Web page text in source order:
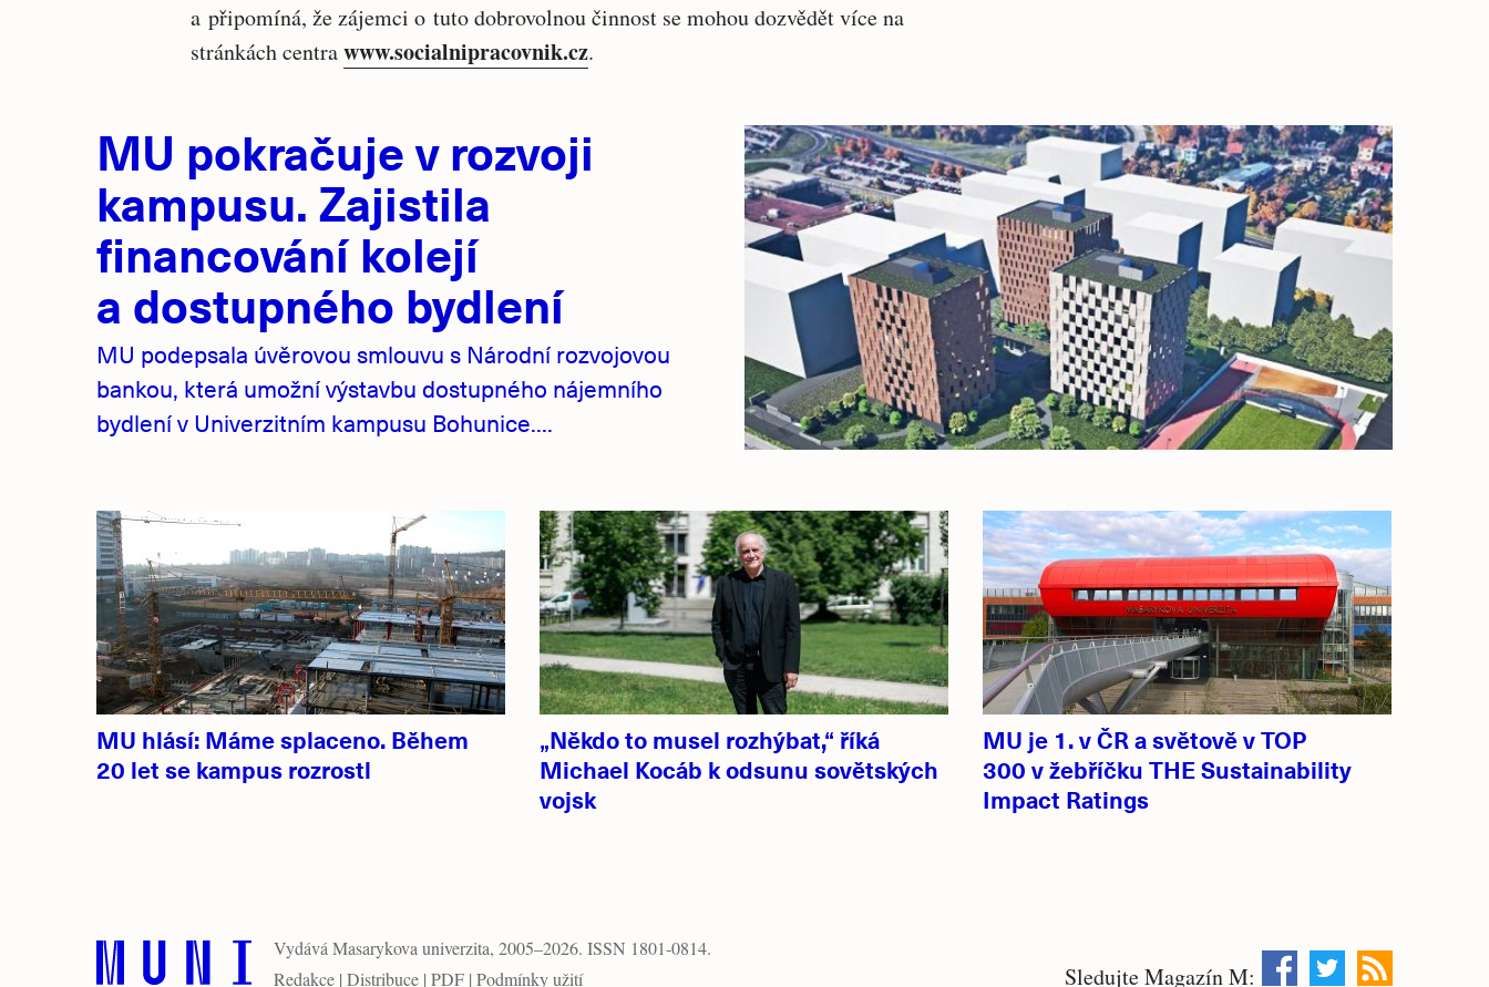
a připomíná, že zájemci o tuto dobrovolnou činnost se mohou dozvědět více na
stránkách centrawww.socialnipracovnik.cz.
novinky
MU pokračuje v rozvoji
kampusu. Zajistila
financování kolejí
a dostupného bydlení
MU podepsala úvěrovou smlouvu s Národní rozvojovou
bankou, která umožní výstavbu dostupného nájemního
bydlení v Univerzitním kampusu Bohunice....
MU hlásí: Máme splaceno. Během
20 let se kampus rozrostl
„Někdo to musel rozhýbat,“ říká
Michael Kocáb k odsunu sovětských
vojsk
MU je 1. v ČR a světově v TOP
300 v žebříčku THE Sustainability
Impact Ratings
Vydává Masarykova univerzita, 2005–2026. ISSN 1801-0814.
Redakce | Distribuce | PDF | Podmínky užití Sledujte Magazín M: